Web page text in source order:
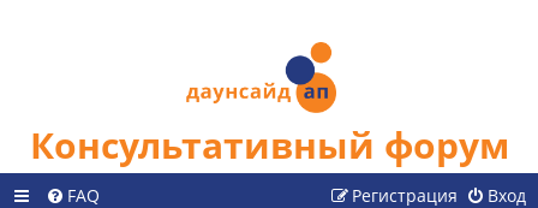
Консультативный форум
FAQ Вход
Регистрация